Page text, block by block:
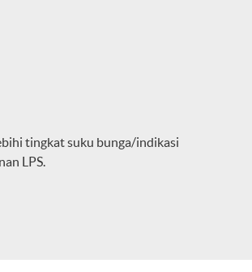
tingkat suku bunga/indikasi
LPS.